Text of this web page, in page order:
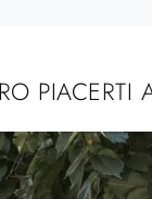
PIACERTI